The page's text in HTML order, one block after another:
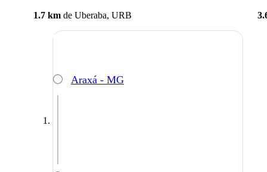
1.7 km de Uberaba, URB
Araxá - MG